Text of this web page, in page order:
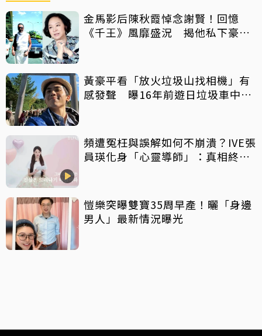
金馬影后陳秋霞悼念謝賢！回憶
《千王》風靡盛況 揭他私下豪爽
黃豪平看「放火垃圾山找相機」有
感發聲 曝16年前遊日垃圾車中含
頻遭冤枉與誤解如何不崩潰？IVE張
員瑛化身「心靈導師」：真相終會
愷樂突曝雙寶35周早產！曬「身邊
男人」最新情況曝光